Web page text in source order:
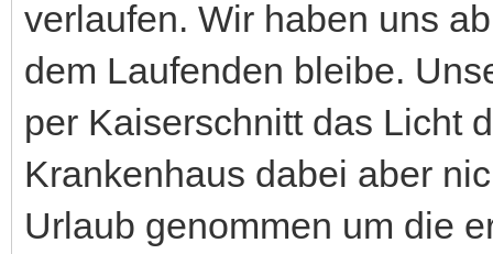
verlaufen. Wir haben uns
dem Laufenden bleibe.
per Kaiserschnitt das Licht
Krankenhaus dabei aber
Urlaub genommen um die